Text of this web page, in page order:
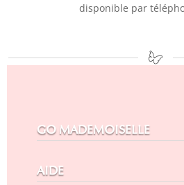
disponible par
GO MADEMOISELLE
AIDE